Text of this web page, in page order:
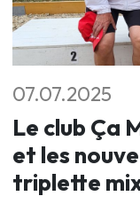
07.07.2025
Le club Ça
et les
triplette